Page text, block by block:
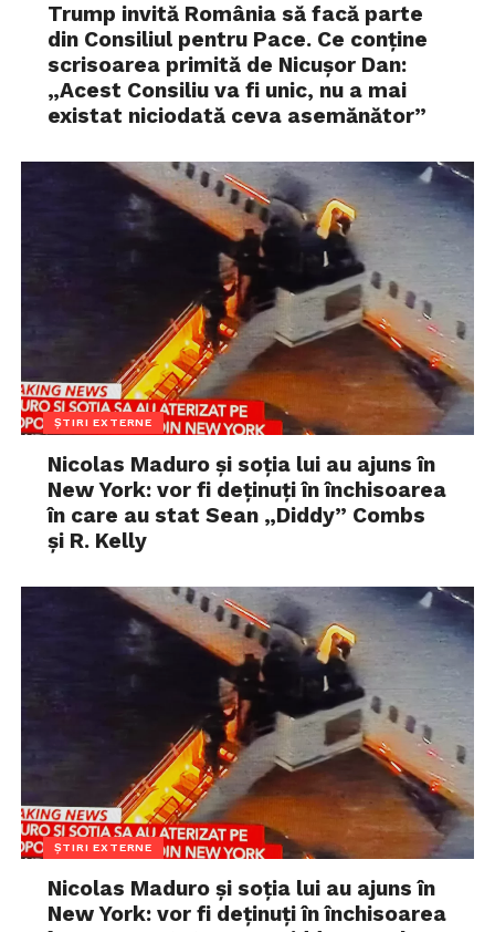
Trump invită România să facă parte
din Consiliul pentru Pace. Ce conține
scrisoarea primită de Nicușor Dan:
„Acest Consiliu va fi unic, nu a mai
existat niciodată ceva asemănător”
ȘTIRI EXTERNE
Nicolas Maduro și soția lui au ajuns în
New York: vor fi deținuți în închisoarea
în care au stat Sean „Diddy” Combs
și R. Kelly
ȘTIRI EXTERNE
Nicolas Maduro și soția lui au ajuns în
New York: vor fi deținuți în închisoarea